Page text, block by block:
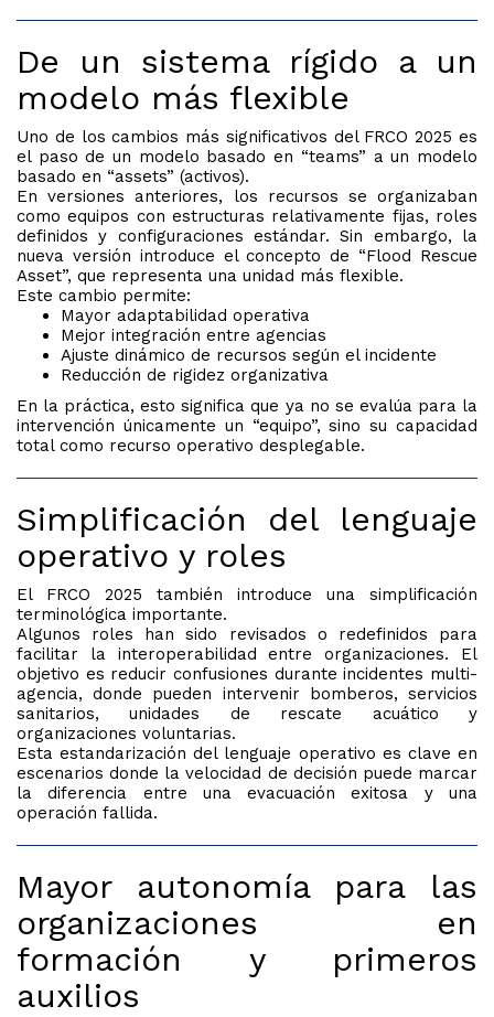
De un sistema rígido a un
modelo más flexible
Uno de los cambios más significativos del FRCO 2025 es
el paso de un modelo basado en “teams” a un modelo
basado en “assets” (activos).
En versiones anteriores, los recursos se organizaban
como equipos con estructuras relativamente fijas, roles
definidos y configuraciones estándar. Sin embargo, la
nueva versión introduce el concepto de “Flood Rescue
Asset”, que representa una unidad más flexible.
Este cambio permite:
Mayor adaptabilidad operativa
Mejor integración entre agencias
Ajuste dinámico de recursos según el incidente
Reducción de rigidez organizativa
En la práctica, esto significa que ya no se evalúa para la
intervención únicamente un “equipo”, sino su capacidad
total como recurso operativo desplegable.
Simplificación del lenguaje
operativo y roles
El FRCO 2025 también introduce una simplificación
terminológica importante.
Algunos roles han sido revisados o redefinidos para
facilitar la interoperabilidad entre organizaciones. El
objetivo es reducir confusiones durante incidentes multi-
agencia, donde pueden intervenir bomberos, servicios
sanitarios, unidades de rescate acuático y
organizaciones voluntarias.
Esta estandarización del lenguaje operativo es clave en
escenarios donde la velocidad de decisión puede marcar
la diferencia entre una evacuación exitosa y una
operación fallida.
Mayor autonomía para las
organizaciones en
formación y primeros
auxilios